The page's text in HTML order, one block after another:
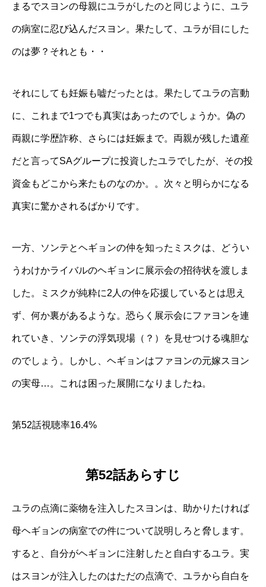
まるでスヨンの母親にユラがしたのと同じように、ユラ
の病室に忍び込んだスヨン。果たして、ユラが目にした
のは夢？それとも・・
それにしても妊娠も嘘だったとは。果たしてユラの言動
に、これまで1つでも真実はあったのでしょうか。偽の
両親に学歴詐称、さらには妊娠まで。両親が残した遺産
だと言ってSAグループに投資したユラでしたが、その投
資金もどこから来たものなのか。。次々と明らかになる
真実に驚かされるばかりです。
一方、ソンテとヘギョンの仲を知ったミスクは、どうい
うわけかライバルのヘギョンに展示会の招待状を渡しま
した。ミスクが純粋に2人の仲を応援しているとは思え
ず、何か裏があるような。恐らく展示会にファヨンを連
れていき、ソンテの浮気現場（？）を見せつける魂胆な
のでしょう。しかし、ヘギョンはファヨンの元嫁スヨン
の実母…。これは困った展開になりましたね。
第52話視聴率16.4%
第52話あらすじ
ユラの点滴に薬物を注入したスヨンは、助かりたければ
母ヘギョンの病室での件について説明しろと脅します。
すると、自分がヘギョンに注射したと自白するユラ。実
はスヨンが注入したのはただの点滴で、ユラから自白を